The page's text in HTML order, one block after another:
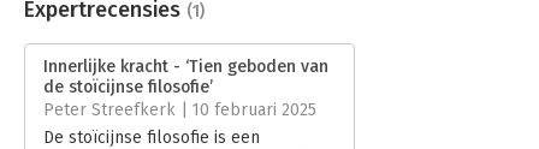
Bestandsformaat:
epub
Uitgever:
Maven Publishing
Verschijningsdatum:
15-11-2024
Hoofdrubriek: Psychologie
Expertrecensies (1)
Innerlijke kracht - ‘Tien geboden van
de stoïcijnse filosofie’
Peter Streefkerk | 10 februari 2025
De stoïcijnse filosofie is een